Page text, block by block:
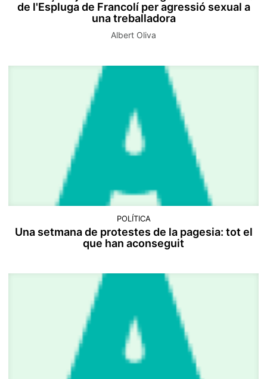
de l'Espluga de Francolí per agressió sexual a
una treballadora
Albert Oliva
POLÍTICA
Una setmana de protestes de la pagesia: tot el
que han aconseguit